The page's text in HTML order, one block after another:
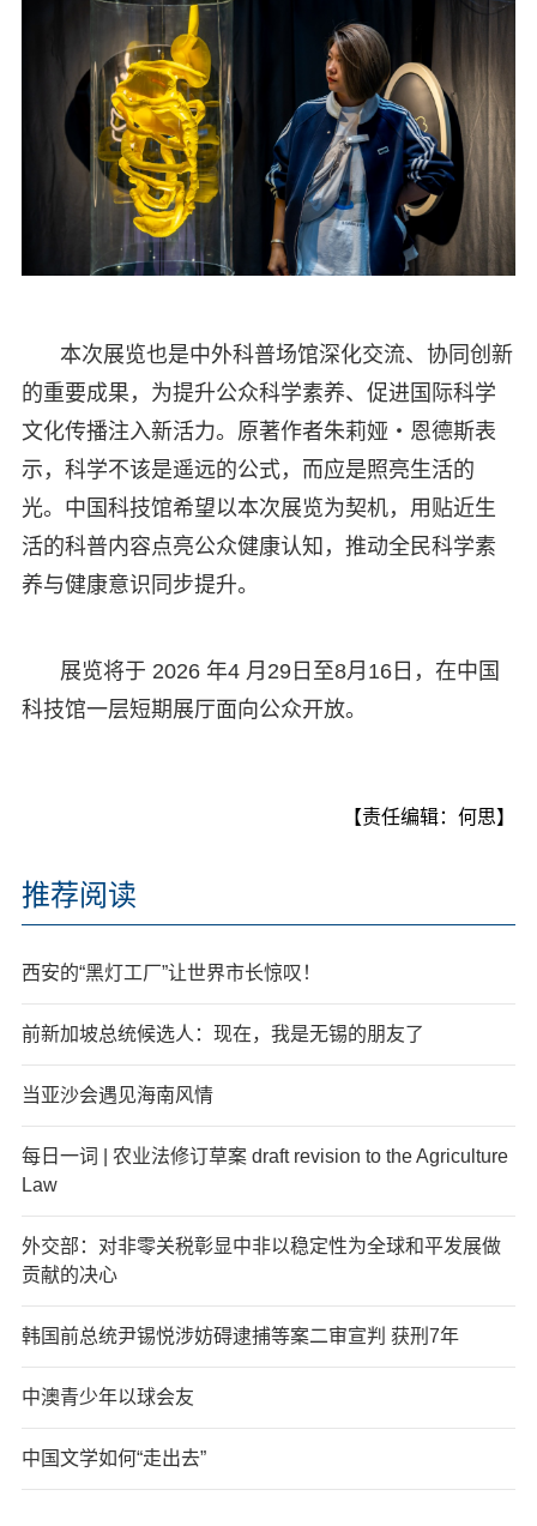
本次展览也是中外科普场馆深化交流、协同创新
的重要成果，为提升公众科学素养、促进国际科学
文化传播注入新活力。原著作者朱莉娅・恩德斯表
示，科学不该是遥远的公式，而应是照亮生活的
光。中国科技馆希望以本次展览为契机，用贴近生
活的科普内容点亮公众健康认知，推动全民科学素
养与健康意识同步提升。
展览将于 2026 年4 月29日至8月16日，在中国
科技馆一层短期展厅面向公众开放。
【责任编辑：何思】
推荐阅读
西安的“黑灯工厂”让世界市长惊叹！
前新加坡总统候选人：现在，我是无锡的朋友了
当亚沙会遇见海南风情
每日一词 | 农业法修订草案 draft revision to the Agriculture
Law
外交部：对非零关税彰显中非以稳定性为全球和平发展做
贡献的决心
韩国前总统尹锡悦涉妨碍逮捕等案二审宣判 获刑7年
中澳青少年以球会友
中国文学如何“走出去”